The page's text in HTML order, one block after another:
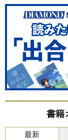
書籍
最新